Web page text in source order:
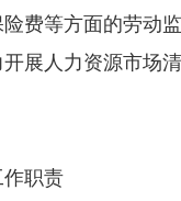
费等方面的劳动
展人力资源市场
职责